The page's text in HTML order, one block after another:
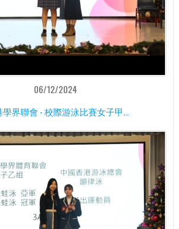
06/12/2024
界聯會 - 校際游泳比賽女子甲...